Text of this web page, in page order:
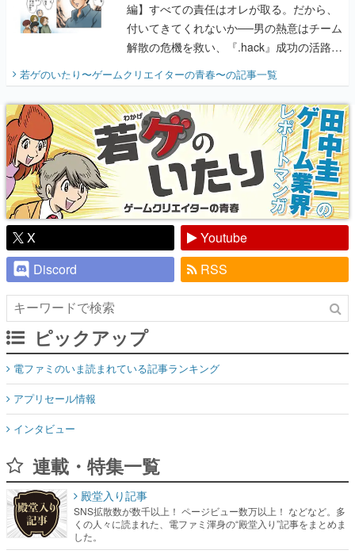
編】すべての責任はオレが取る。だから、
付いてきてくれないか──男の熱意はチーム
解散の危機を救い、『.hack』成功の活路を
開く。業界の快男児・松山 洋に流れる血は
『少年ジャンプ』色だった【若ゲのいた
り】
若ゲのいたり〜ゲームクリエイターの青春〜の記事一覧
X
Youtube
Discord
RSS
ピックアップ
電ファミのいま読まれている記事ランキング
アプリセール情報
インタビュー
連載・特集一覧
殿堂入り記事
SNS拡散数が数千以上！ ページビュー数万以上！ などなど。多
くの人々に読まれた、電ファミ渾身の“殿堂入り”記事をまとめま
した。